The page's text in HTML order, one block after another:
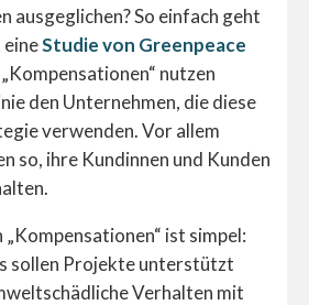
ausgeglichen? So einfach geht
Studie von Greenpeace
nutzen
den Unternehmen, die diese
verwenden. Vor allem
so, ihre Kundinnen und Kunden
ist simpel:
sollen Projekte unterstützt
Verhalten mit